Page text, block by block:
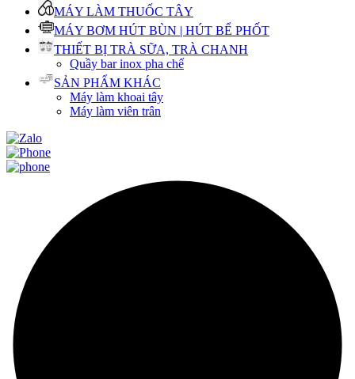
MÁY LÀM THUỐC TÂY
MÁY BƠM HÚT BÙN | HÚT BỂ PHỐT
THIẾT BỊ TRÀ SỮA, TRÀ CHANH
Quầy bar inox pha chế
SẢN PHẨM KHÁC
Máy làm khoai tây
Máy làm viên trân